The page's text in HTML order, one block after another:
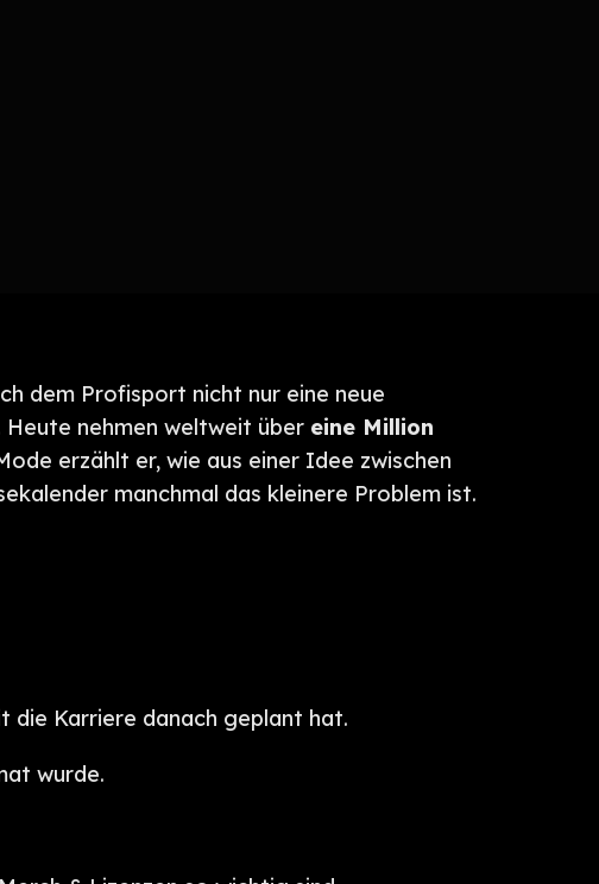
dem Profisport nicht nur eine neue
Heute nehmen weltweit über eine Million
erzählt er, wie aus einer Idee zwischen
manchmal das kleinere Problem ist.
die Karriere danach geplant hat.
wurde.